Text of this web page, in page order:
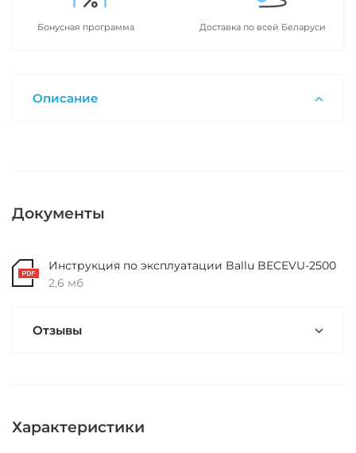
Бонусная программа Доставка по всей Беларуси
Описание
Документы
Инструкция по эксплуатации Ballu BECEVU-2500
2,6 мб
Отзывы
Характеристики